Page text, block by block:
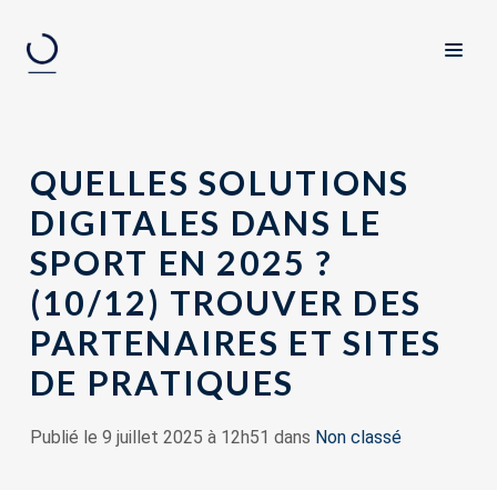
QUELLES SOLUTIONS
DIGITALES DANS LE
SPORT EN 2025 ?
(10/12) TROUVER DES
PARTENAIRES ET SITES
DE PRATIQUES
Publié le 9 juillet 2025 à 12h51 dans Non classé